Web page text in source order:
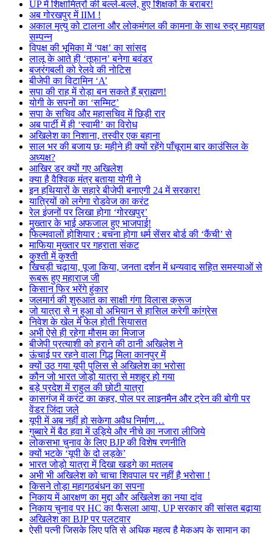
UP में शिक्षामित्रों की बल्ले-बल्ले, हुए शिक्षकों के बराबर!
अब गोरखपुर में IIM !
अकाल मृत्यु को टालना और लोकमंगल की कामना के साथ रुद्र महायज्ञ
सम्पन्न
विपक्ष की भूमिका में ‘पक्ष’ का सांसद
लालू के आते ही ‘तूफान’ बनेगा बवंडर
बजरंगबली को रेलवे की नोटिस
बीजेपी का विटामिन ‘A’
सपा की राह में रोड़ा बन सकते हैं ब्राह्मण!
योगी के सपनों का ‘सम्मिट’
सपा के सचिव और महासचिव में छिड़ी रार
अब पार्टी में ही ‘स्वामी’ का विरोध
अखिलेश का निशाना, तस्वीर एक बहाना
साल भर की बजाय छः महीने ही क्यों रहेंगे पाँचूराम बार काउंसिल के
अध्यक्ष?
आखिर डर क्यों गए अखिलेश
क्या है वैश्विक मंत्र बताया योगी ने
इन हथियारों के सहारे बीजेपी बनाएगी 24 में सरकार!
यात्रियों को लगेगा रोडवेज का करंट
रेल इंजनों पर लिखा होगा ‘गोरखपुर’
मुख्तार के भाई अफजाल हुए भाजपाई!
फिल्मवालों होशियार : बचना होगा धर्म सेंसर बोर्ड की ‘कैंची’ से
माफिया मुख्तार पर गहराता संकट
कुश्ती में कुश्ती
खिचड़ी चढ़ाया, पूजा किया, जनता दर्शन में धन्यवाद सहित समस्याओं से
रूबरू हुए महाराज जी
किसान फिर भरेंगे हुंकार
जलमार्ग की शुरुआत का साक्षी गंगा विलास क्रूज
जो यात्रा से न हुआ वो अभियान से हासिल करेगी कांग्रेस
निवेश के खेल में फेल होती सियासत
अभी ऐसे ही रहेगा मौसम का मिजाज
बीजेपी प्रत्याशी को हराने की ठानी अखिलेश ने
ऊंचाई पर रहने वाला गिद्ध मिला कानपुर में
क्यों उठ गया यूपी पुलिस से अखिलेश का भरोसा
कौन जो भारत जोड़ो यात्रा से मशहूर हो गया
बड़े प्रदेश में राहुल की छोटी यात्रा
कासगंज में करंट का कहर, पोल पर लाइनमैन और ट्रेन की बोगी पर
वेंडर जिंदा जले
यूपी में अब नहीं हो सकेगा अवैध निर्माण…
गुब्बारे में बैठ हवा में उड़िये और नीचे का नजारा लीजिये
लोकसभा चुनाव के लिए BJP की विशेष रणनीति
क्यों भटके ‘यूपी के दो लड़के’
भारत जोड़ो यात्रा में दिखा खडगे का मतलब
अभी भी अखिलेश को चाचा शिवपाल पर नहीं है भरोसा !
किसने तोड़ा महागठबंधन का सपना
निकाय में आरक्षण का मुद्दा और अखिलेश का नया दांव
निकाय चुनाव पर HC का फैसला आया, UP सरकार की सांसत बढ़ाया
अखिलेश का BJP पर पलटवार
ऐसी पत्नी जिसके लिए पति से अधिक महत्व है मेकअप के सामान का